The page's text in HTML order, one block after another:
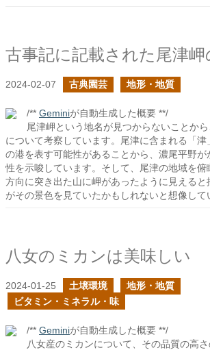
2024-02-07 古典園芸 地形・地質
/** Geminiが自動生成した概要 **/
尾津岬という地名が見つからないことか
について考察しています。尾津に含まれる「
の港を表す可能性があることから、濃尾平野
性を示唆しています。そして、尾津の地域を
方向に突き出た山に岬があったように見えると
がその景色を見ていたかもしれないと想像して
八女のミカンは美味しい
2024-01-25 土壌環境
地形・地質
ビタミン・ミネラル・味
/** Geminiが自動生成した概要 **/
八女産のミカンについて、その品質の高